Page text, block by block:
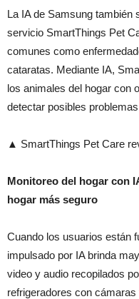
La IA de Samsung también
servicio SmartThings Pet
comunes como
cataratas. Mediante IA,
los animales del hogar con
detectar posibles
▲ SmartThings Pet Care
Monitoreo del hogar con
hogar más seguro
Cuando los usuarios están
impulsado por IA brinda
video y audio recopilados
refrigeradores con